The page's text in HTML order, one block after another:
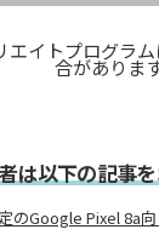
エイトプログラ
合がありま
は以下の記事
のGoogle Pixel 8a向